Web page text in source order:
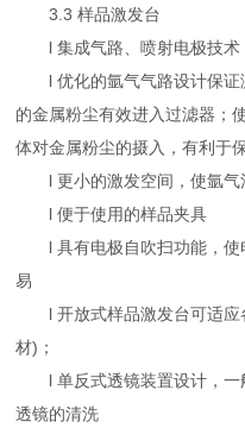
3.3 样品激发台
l 集成气路、喷射电极技术
l 优化的氩气气路设计保证
的金属粉尘有效进入过滤器；
体对金属粉尘的摄入，有利于保
l 更小的激发空间，使氩气消
l 便于使用的样品夹具
l 具有电极自吹扫功能，使
易
l 开放式样品激发台可适应各
材)；
l 单反式透镜装置设计，一
透镜的清洗